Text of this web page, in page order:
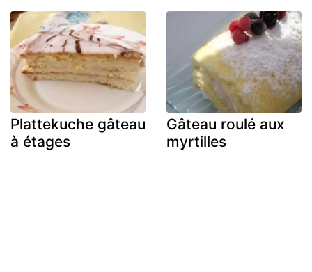
Plattekuche gâteau
à étages
Gâteau roulé aux
myrtilles